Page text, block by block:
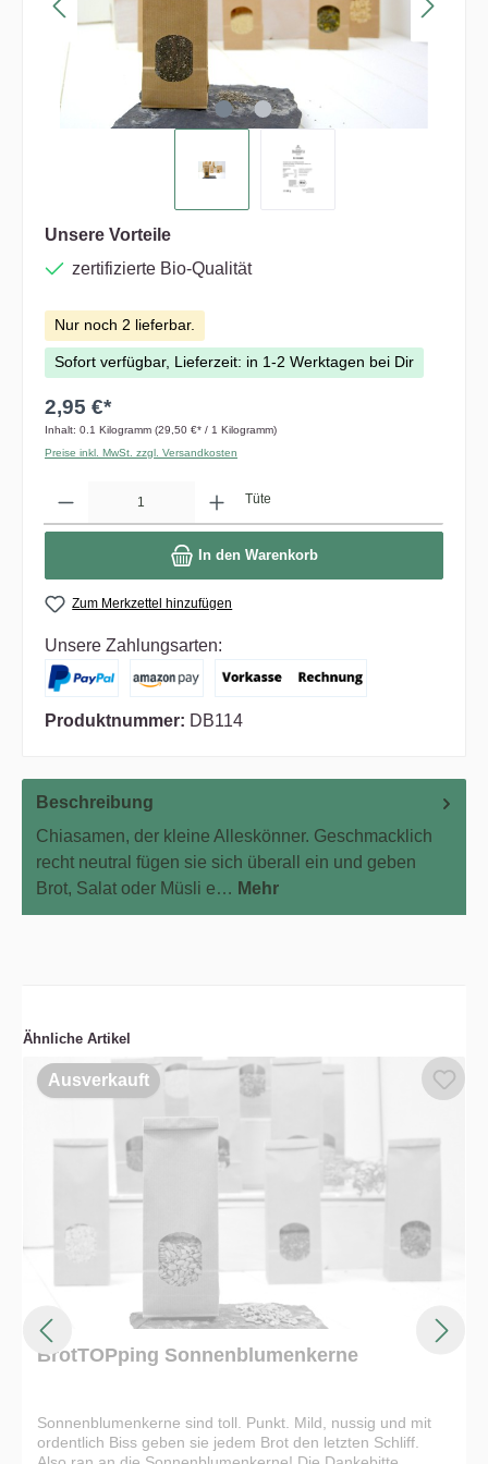
Unsere Vorteile
zertifizierte Bio-Qualität
Nur noch 2 lieferbar.
Sofort verfügbar, Lieferzeit: in 1-2 Werktagen bei Dir
2,95 €*
Inhalt: 0.1 Kilogramm (29,50 €* / 1 Kilogramm)
Preise inkl. MwSt. zzgl. Versandkosten
Tüte
In den Warenkorb
Zum Merkzettel hinzufügen
Unsere Zahlungsarten:
Produktnummer: DB114
Beschreibung
Chiasamen, der kleine Alleskönner. Geschmacklich
recht neutral fügen sie sich überall ein und geben
Brot, Salat oder Müsli e… Mehr
Ähnliche Artikel
Ausverkauft
BrotTOPping Sonnenblumenkerne
Sonnenblumenkerne sind toll. Punkt. Mild, nussig und mit
ordentlich Biss geben sie jedem Brot den letzten Schliff.